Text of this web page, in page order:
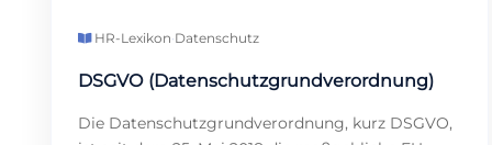
HR-Lexikon·Datenschutz
DSGVO (Datenschutzgrundverordnung)
Die Datenschutzgrundverordnung, kurz DSGVO,